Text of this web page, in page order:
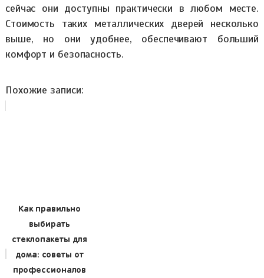
сейчас они доступны практически в любом месте.
Стоимость таких металлических дверей несколько
выше, но они удобнее, обеспечивают больший
комфорт и безопасность.
Похожие записи:
Как правильно
выбирать
стеклопакеты для
дома: советы от
профессионалов